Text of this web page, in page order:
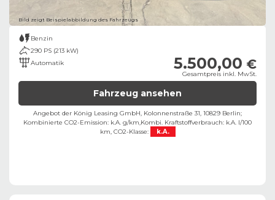
Bild zeigt Beispielabbildung des Fahrzeugs
Benzin
290 PS (213 kW)
Automatik
5.500,00 €
Gesamtpreis inkl. MwSt.
Fahrzeug ansehen
Angebot der König Leasing GmbH, Kolonnenstraße 31, 10829 Berlin;
Kombinierte CO2-Emission: k.A. g/km,Kombi. Kraftstoffverbrauch: k.A. l/100
km, CO2-Klasse: k.A.